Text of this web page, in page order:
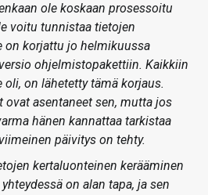
ole koskaan prosessoitu
voitu tunnistaa tietojen
on korjattu jo helmikuussa
ohjelmistopakettiin. Kaikkiin
on lähetetty tämä korjaus.
ovat asentaneet sen, mutta jos
hänen kannattaa tarkistaa
päivitys on tehty.
kertaluonteinen kerääminen
on alan tapa, ja sen